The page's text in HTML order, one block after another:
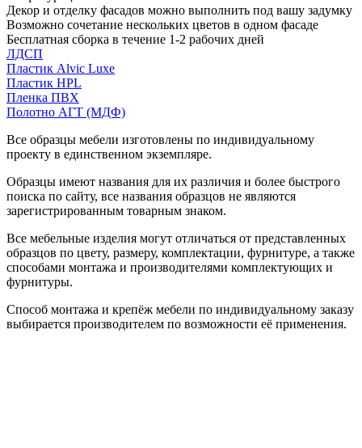
Декор и отделку фасадов можно выполнить под вашу задумку
Возможно сочетание нескольких цветов в одном фасаде
Бесплатная сборка в течение 1-2 рабочих дней
ЛДСП
Пластик Alvic Luxe
Пластик HPL
Пленка ПВХ
Полотно АГТ (МДФ)
Все образцы мебели изготовлены по индивидуальному
проекту в единственном экземпляре.
Образцы имеют названия для их различия и более быстрого
поиска по сайту, все названия образцов не являются
зарегистрированным товарным знаком.
Все мебельные изделия могут отличаться от представленных
образцов по цвету, размеру, комплектации, фурнитуре, а также
способами монтажа и производителями комплектующих и
фурнитуры.
Способ монтажа и крепёж мебели по индивидуальному заказу
выбирается производителем по возможности её применения.